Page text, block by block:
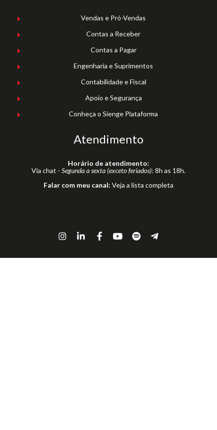
Vendas e Pró-Vendas
Contas a Receber
Contas a Pagar
Engenharia e Suprimentos
Contabilidade e Fiscal
Apoio e Segurança
Conheça o Sienge Plataforma
Atendimento
Horário de atendimento:
Via chat - Segunda a sexta (exceto feriados): 8h as 18h.
Falar com meu canal: Veja a lista completa